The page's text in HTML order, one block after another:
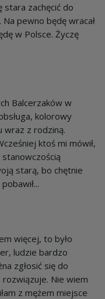
stara zachęcić do
pewno będę wracał
w Polsce. Życzę
Balcerzaków w
kolorowy
wraz z rodziną.
ktoś mi mówił,
stanowczością
starą, bo chętnie
więcej, to było
ludzie bardzo
zgłosić się do
rozwiązuje. Nie wiem
z mężem miejsce